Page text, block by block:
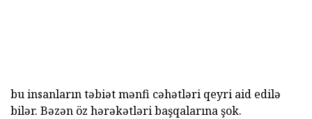
bu insanların təbiət mənfi cəhətləri qeyri aid edilə
bilər. Bəzən öz hərəkətləri başqalarına şok.